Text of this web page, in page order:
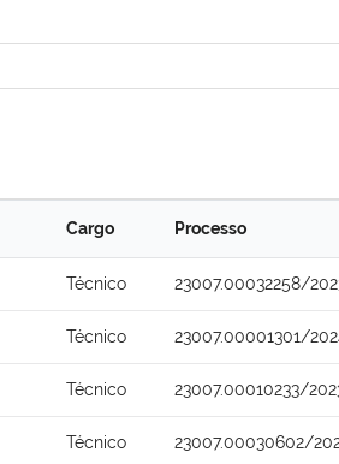
Cargo Processo
Técnico 23007.00032258/
Técnico 23007.00001301/
Técnico 23007.00010233/
Técnico 23007.00030602/